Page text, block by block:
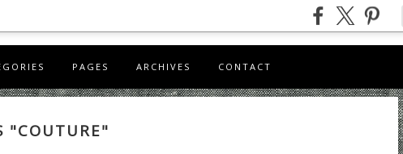
PAGES ARCHIVES CONTACT
"COUTURE"